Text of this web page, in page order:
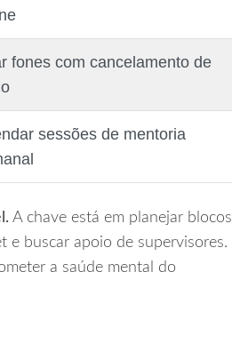
fones com cancelamento de
sessões de mentoria
A chave está em planejar blocos
e buscar apoio de supervisores.
a saúde mental do